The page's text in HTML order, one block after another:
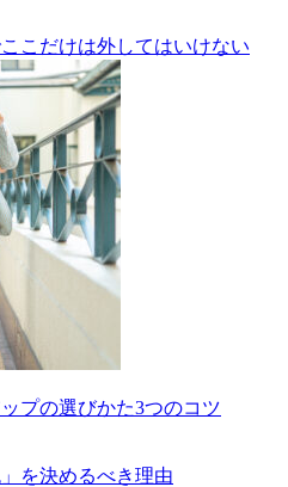
こだけは外してはいけない
プの選びかた3つのコツ
を決めるべき理由